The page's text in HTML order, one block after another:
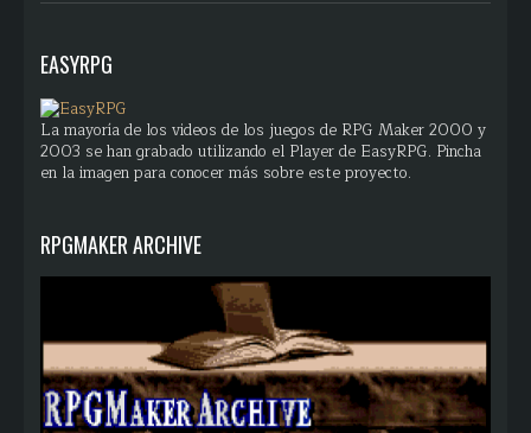
EASYRPG
La mayoría de los videos de los juegos de RPG Maker 2000 y
2003 se han grabado utilizando el Player de EasyRPG. Pincha
en la imagen para conocer más sobre este proyecto.
RPGMAKER ARCHIVE